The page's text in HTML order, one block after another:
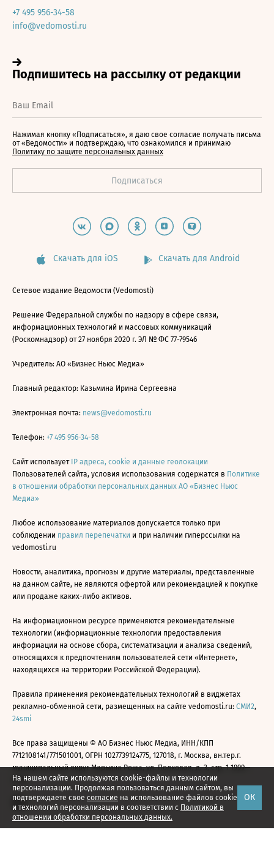
На нашем сайте используются cookie-файлы и технологии
персонализации. Продолжая пользоваться данным сайтом, вы
подтверждаете свое согласие на использование файлов cookie
и технологий персонализации в соответствии с Политикой в
отношении обработки персональных данных.
ОК
+7 495 956-34-58
info@vedomosti.ru
Нажимая кнопку «Подписаться», я даю свое согласие получать письма
от «Ведомости» и подтверждаю, что ознакомился и принимаю
Политику по защите персональных данных
Скачать для iOS Скачать для Android
Сетевое издание Ведомости (Vedomosti)
Решение Федеральной службы по надзору в сфере связи,
информационных технологий и массовых коммуникаций
(Роскомнадзор) от 27 ноября 2020 г. ЭЛ № ФС 77-79546
Учредитель: АО «Бизнес Ньюс Медиа»
Главный редактор: Казьмина Ирина Сергеевна
Электронная почта: news@vedomosti.ru
Телефон: +7 495 956-34-58
Сайт использует IP адреса, cookie и данные геолокации
Пользователей сайта, условия использования содержатся в Политике
в отношении обработки персональных данных АО «Бизнес Ньюс
Медиа»
Любое использование материалов допускается только при
соблюдении правил перепечатки и при наличии гиперссылки на
vedomosti.ru
Новости, аналитика, прогнозы и другие материалы, представленные
на данном сайте, не являются офертой или рекомендацией к покупке
или продаже каких-либо активов.
На информационном ресурсе применяются рекомендательные
технологии (информационные технологии предоставления
информации на основе сбора, систематизации и анализа сведений,
относящихся к предпочтениям пользователей сети «Интернет»,
находящихся на территории Российской Федерации).
Правила применения рекомендательных технологий в виджетах
рекламно-обменной сети, размещенных на сайте vedomosti.ru: СМИ2,
24smi
Все права защищены © АО Бизнес Ньюс Медиа, ИНН/КПП
7712108141/771501001, ОГРН 1027739124775, 127018, г. Москва, вн.тер.г.
муниципальный округ Марьина Роща, ул. Полковая, д. 3, стр. 1 1999—
2026